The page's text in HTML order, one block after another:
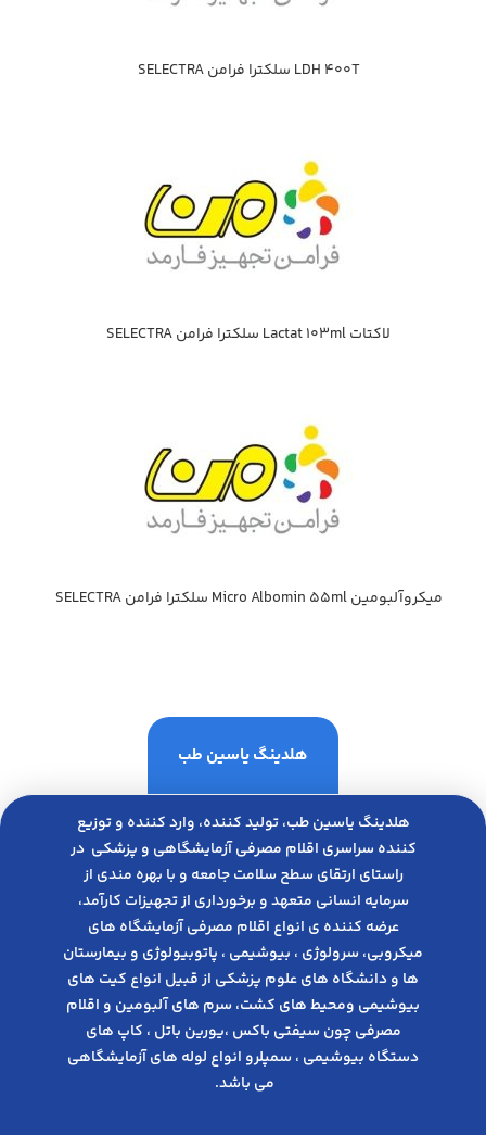
LDH 400T سلكترا فرامن SELECTRA
لاكتات Lactat 103ml سلكترا فرامن SELECTRA
ميكروآلبومين Micro Albomin 55ml سلكترا فرامن SELECTRA
هلدینگ یاسین طب
هلدینگ یاسین طب، تولید کننده، وارد کننده و توزیع
کننده سراسری اقلام مصرفی آزمایشگاهی و پزشکی در
راﺳﺘﺎی ارﺗﻘﺎی ﺳﻄﺢ ﺳﻼﻣﺖ ﺟﺎﻣﻌﻪ و ﺑﺎ ﺑﻬﺮه ﻣﻨﺪی از
ﺳﺮﻣﺎﯾﻪ انسانی متعهد و ﺑﺮﺧﻮرداری از ﺗﺠﻬﯿﺰات ﮐﺎرآﻣﺪ،
عرضه کننده ی انواع اﻗﻼم مصرفی آزﻣﺎﯾﺸﮕﺎه های
میکروبی، ﺳﺮوﻟﻮژی ، ﺑﯿﻮﺷﯿﻤﯽ ، پاتوبیولوژی و بیمارستان
ها و دانشگاه های علوم پزشکی از قبیل انواع کیت های
بیوشیمی ومحیط های کشت، سرم های آلبومین و اقلام
مصرفی چون سیفتی باکس ،یورین باتل ، کاپ های
دستگاه بیوشیمی ، سمپلرو انواع لوله های آزمایشگاهی
می باشد.